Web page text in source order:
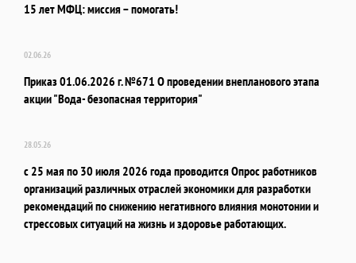
15 лет МФЦ: миссия – помогать!
02.06.26
Приказ 01.06.2026 г. №671 О проведении внепланового этапа
акции "Вода- безопасная территория"
28.05.26
с 25 мая по 30 июля 2026 года проводится Опрос работников
организаций различных отраслей экономики для разработки
рекомендаций по снижению негативного влияния монотонии и
стрессовых ситуаций на жизнь и здоровье работающих.